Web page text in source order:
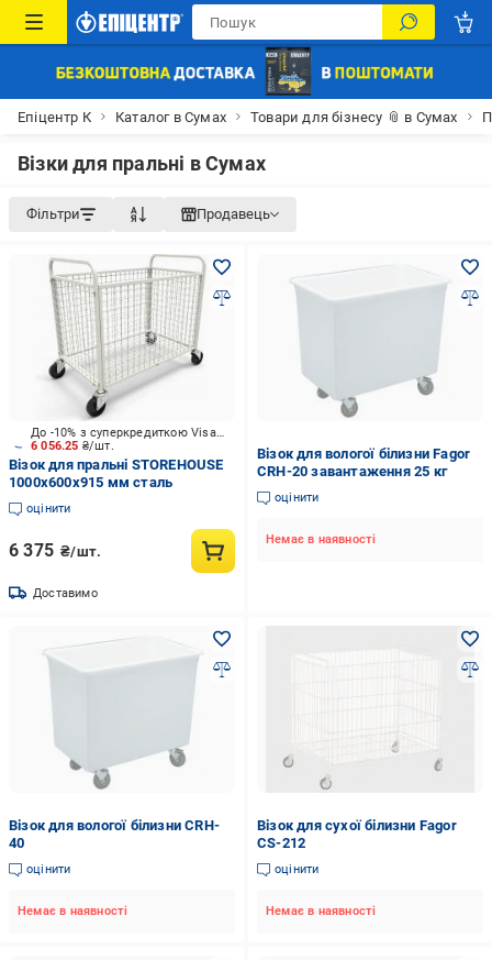
Епіцентр К Каталог в Сумах Товари для бізнесу 📎 в Сумах
Візки для пральні в Сумах
Фільтри Продавець
6 056.25 ₴/шт.
До -10% з суперкредиткою Visa Вигода
Візок для пральні STOREHOUSE
1000x600х915 мм сталь
оцінити
6 375 ₴/шт.
Доставимо
Візок для вологої білизни Fagor
CRH-20 завантаження 25 кг
оцінити
Немає в наявності
Візок для вологої білизни CRH-
40
оцінити
Немає в наявності
Візок для сухої білизни Fagor
CS-212
оцінити
Немає в наявності